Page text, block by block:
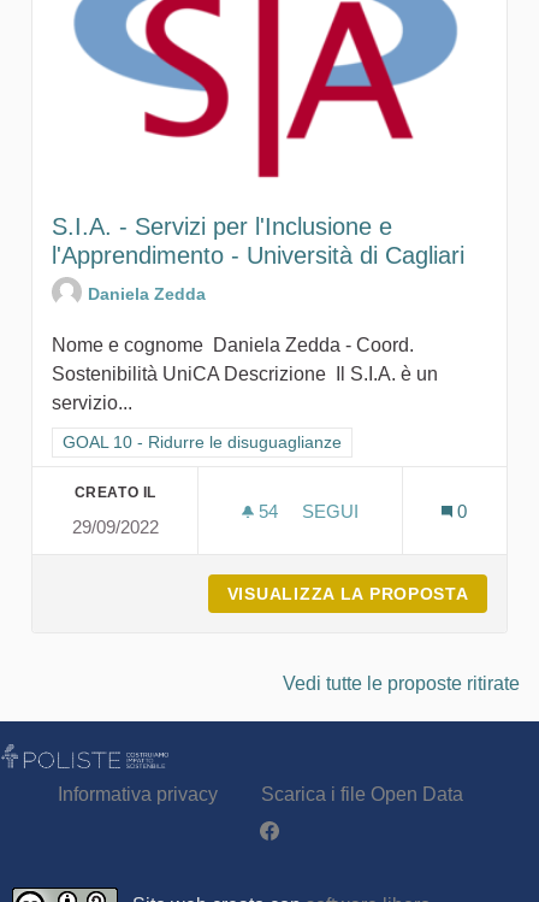
S.I.A. - Servizi per l'Inclusione e
l'Apprendimento - Università di Cagliari
Daniela Zedda
Nome e cognome Daniela Zedda - Coord.
Sostenibilità UniCA Descrizione Il S.I.A. è un
servizio...
Filtra i risultati per categoria: GOAL 10 - Ridurre le
GOAL 10 - Ridurre le disuguaglianze
CREATO IL
29/09/2022
54 54 SOSTENITORI
SEGUI
0
VISUALIZZA LA PROPOSTA
Vedi tutte le proposte ritirate
Informativa privacy
Scarica i file Open Data
Partecipa - Poliste su Facebook